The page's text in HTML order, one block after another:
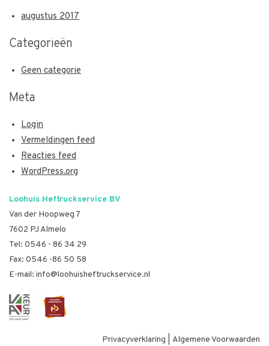
augustus 2017
Categorieën
Geen categorie
Meta
Login
Vermeldingen feed
Reacties feed
WordPress.org
Loohuis Heftruckservice BV
Van der Hoopweg 7
7602 PJ Almelo
Tel: 0546 - 86 34 29
Fax: 0546 -86 50 58
E-mail: info@loohuisheftruckservice.nl
Privacyverklaring Algemene Voorwaarden